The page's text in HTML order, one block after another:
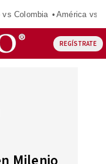
vs Colombia América vs
REGÍSTRATE